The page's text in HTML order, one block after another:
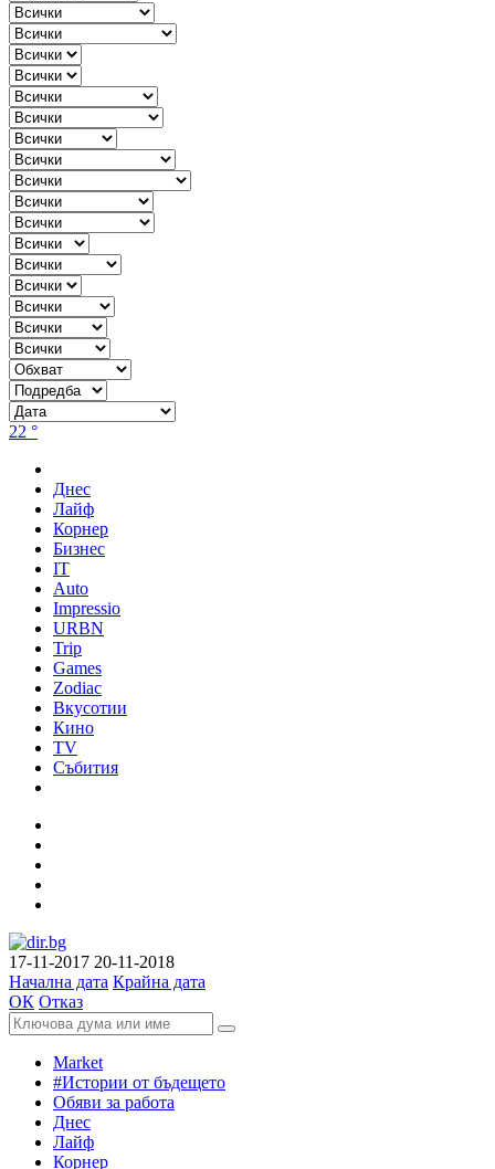
22 °
Днес
Лайф
Корнер
Бизнес
IT
Auto
Impressio
URBN
Trip
Games
Zodiac
Вкусотии
Кино
TV
Събития
17-11-2017 20-11-2018
Начална дата Крайна дата
ОК Отказ
Market
#Истории от бъдещето
Обяви за работа
Днес
Лайф
Корнер